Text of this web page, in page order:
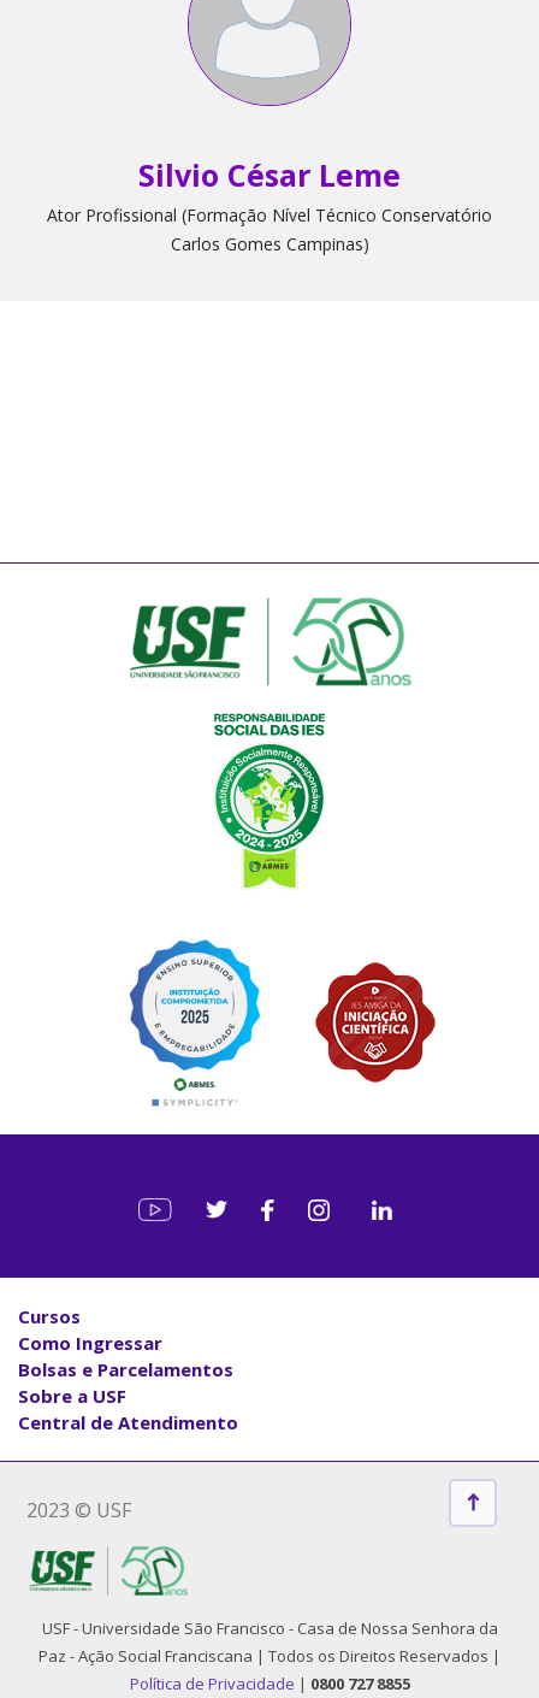
Silvio César Leme
Ator Profissional (Formação Nível Técnico Conservatório
Carlos Gomes Campinas)
Cursos
Como Ingressar
Bolsas e Parcelamentos
Sobre a USF
Central de Atendimento
2023 © USF
USF - Universidade São Francisco - Casa de Nossa Senhora da
Paz - Ação Social Franciscana | Todos os Direitos Reservados |
Política de Privacidade | 0800 727 8855